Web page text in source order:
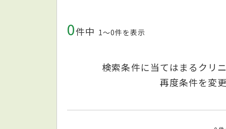
0件中 1〜0件を表示
検索条件に当てはまるクリ
再度条件を変